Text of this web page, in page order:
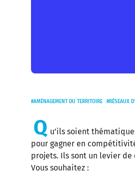
AMÉNAGEMENT DU TERRITOIRE RÉSEAUX
Q u’ils soient
pour gagner en
projets. Ils sont un levier
Vous souhaitez :